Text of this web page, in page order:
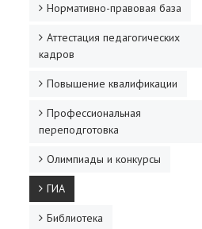
Нормативно-правовая база
Аттестация педагогических
кадров
Повышение квалификации
Профессиональная
переподготовка
Олимпиады и конкурсы
ГИА
Библиотека